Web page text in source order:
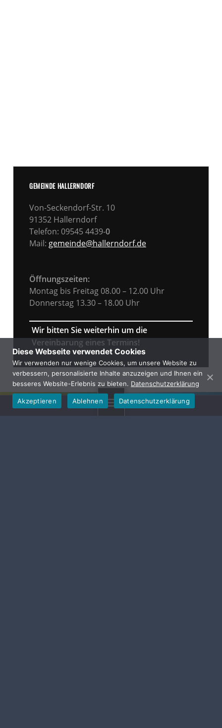
MENU
GEMEINDE HALLERNDORF
Von-Seckendorf-Str. 10
91352 Hallerndorf
Telefon: 09545 4439-0
Mail: gemeinde@hallerndorf.de
Öffnungszeiten:
Montag bis Freitag 08.00 – 12.00 Uhr
Donnerstag 13.30 – 18.00 Uhr
Wir bitten Sie weiterhin um die
Vereinbarung eines Termins!
Diese Webseite verwendet Cookies
Wir verwenden nur wenige Cookies, um unsere Website zu
verbessern, personalisierte Inhalte anzuzeigen und Ihnen ein
besseres Website-Erlebnis zu bieten. Datenschutzerklärung
Akzeptieren Ablehnen Datenschutzerklärung